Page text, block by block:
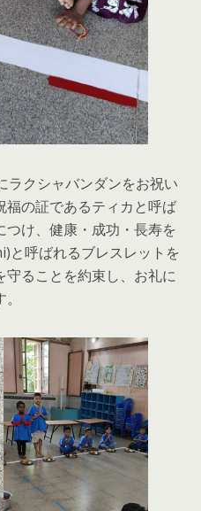
クシャバンダンをお祝い
福の証であるティカと呼ば
け、健康・成功・長寿を
と呼ばれるブレスレットを
ることを約束し、お礼に